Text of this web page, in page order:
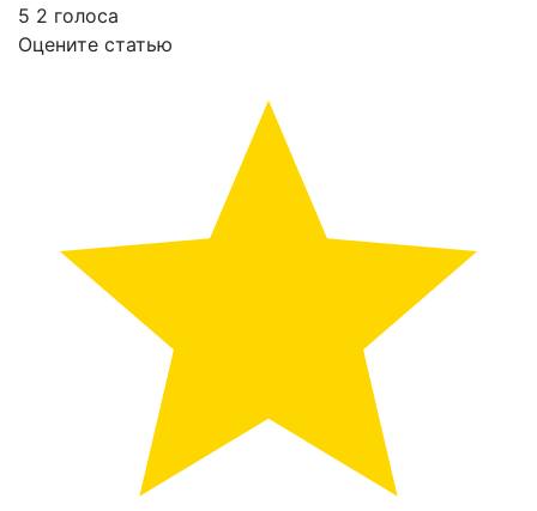
5 2 голоса
Оцените статью